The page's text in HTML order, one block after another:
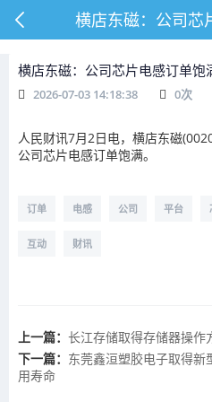
横店东磁：公司芯
横店东磁：公司芯片电感订单饱
2026-07-03 14:18:38 0次
人民财讯7月2日电，横店东磁
公司芯片电感订单饱满。
订单 电感 公司 平台
互动 财讯
上一篇： 长江存储取得存储器操作
下一篇： 东莞鑫洹塑胶电子取得
用寿命